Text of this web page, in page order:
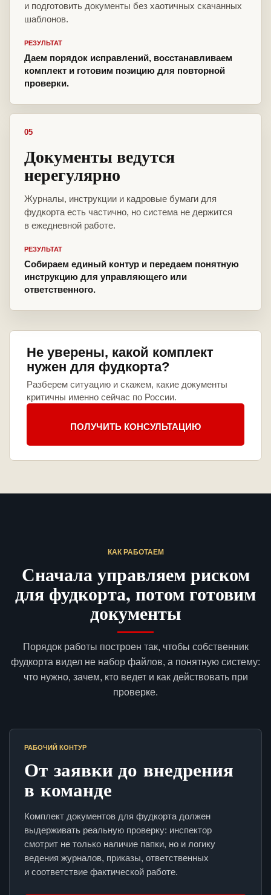
и подготовить документы без хаотичных скачанных
шаблонов.
РЕЗУЛЬТАТ
Даем порядок исправлений, восстанавливаем
комплект и готовим позицию для повторной
проверки.
05
Документы ведутся
нерегулярно
Журналы, инструкции и кадровые бумаги для
фудкорта есть частично, но система не держится
в ежедневной работе.
РЕЗУЛЬТАТ
Собираем единый контур и передаем понятную
инструкцию для управляющего или
ответственного.
Не уверены, какой комплект
нужен для фудкорта?
Разберем ситуацию и скажем, какие документы
критичны именно сейчас по России.
ПОЛУЧИТЬ КОНСУЛЬТАЦИЮ
КАК РАБОТАЕМ
Сначала управляем риском
для фудкорта, потом готовим
документы
Порядок работы построен так, чтобы собственник
фудкорта видел не набор файлов, а понятную систему:
что нужно, зачем, кто ведет и как действовать при
проверке.
РАБОЧИЙ КОНТУР
От заявки до внедрения
в команде
Комплект документов для фудкорта должен
выдерживать реальную проверку: инспектор
смотрит не только наличие папки, но и логику
ведения журналов, приказы, ответственных
и соответствие фактической работе.